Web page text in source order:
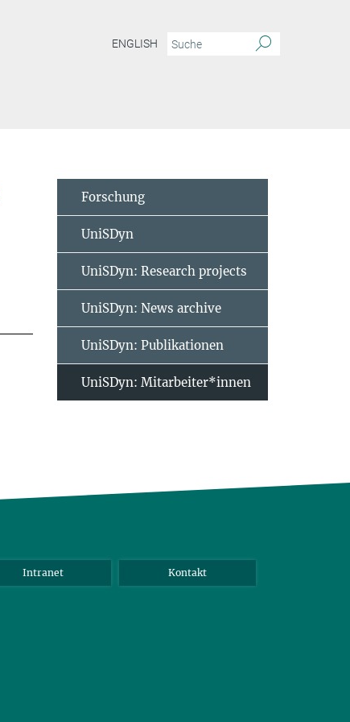
ENGLISH
Forschung
UniSDyn
UniSDyn: Research projects
UniSDyn: News archive
UniSDyn: Publikationen
UniSDyn: Mitarbeiter*innen
Intranet Kontakt